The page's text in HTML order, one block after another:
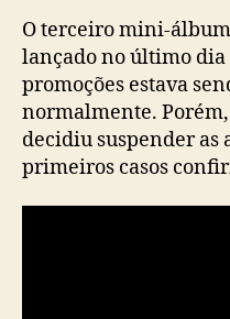
O terceiro mini-
lançado no último dia
promoções estava
normalmente.
decidiu suspender as
primeiros casos